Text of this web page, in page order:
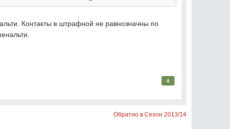
Контакты в штрафной не равнозначны по
4
Обратно в Сезон 2013/14